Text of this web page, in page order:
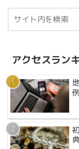
アクセスラン